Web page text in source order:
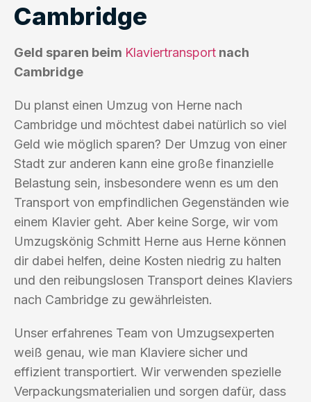
Cambridge
Geld sparen beim Klaviertransport nach
Cambridge
Du planst einen Umzug von Herne nach
Cambridge und möchtest dabei natürlich so viel
Geld wie möglich sparen? Der Umzug von einer
Stadt zur anderen kann eine große finanzielle
Belastung sein, insbesondere wenn es um den
Transport von empfindlichen Gegenständen wie
einem Klavier geht. Aber keine Sorge, wir vom
Umzugskönig Schmitt Herne aus Herne können
dir dabei helfen, deine Kosten niedrig zu halten
und den reibungslosen Transport deines Klaviers
nach Cambridge zu gewährleisten.
Unser erfahrenes Team von Umzugsexperten
weiß genau, wie man Klaviere sicher und
effizient transportiert. Wir verwenden spezielle
Verpackungsmaterialien und sorgen dafür, dass